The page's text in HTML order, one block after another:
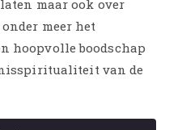
maar ook over
meer het
hoopvolle boodschap
van de